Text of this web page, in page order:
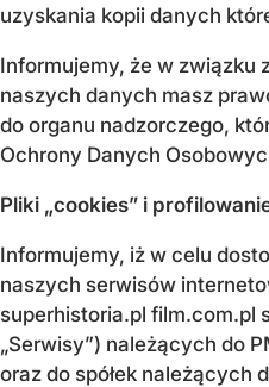
uzyskania kopii danych
Informujemy, że w związku
naszych danych masz
do organu nadzorczego,
Ochrony Danych
Pliki „cookies” i
Informujemy, iż w celu
naszych serwisów
superhistoria.pl film.com.pl
„Serwisy”) należących do
oraz do spółek należących